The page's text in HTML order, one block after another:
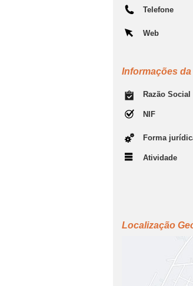
Telefone
Web
Informações
Razão Social
NIF
Forma
Atividade
Localização